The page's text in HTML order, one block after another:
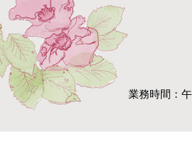
業務時間：